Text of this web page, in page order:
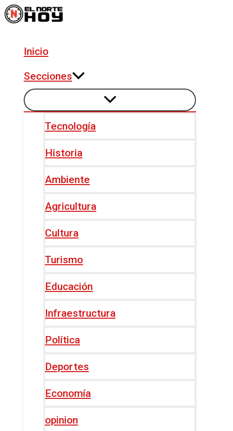
Ir
al
Inicio
Secciones
Tecnología
Historia
Ambiente
Agricultura
Cultura
Turismo
Educación
Infraestructura
Política
Deportes
Economía
opinion
Navegación
de